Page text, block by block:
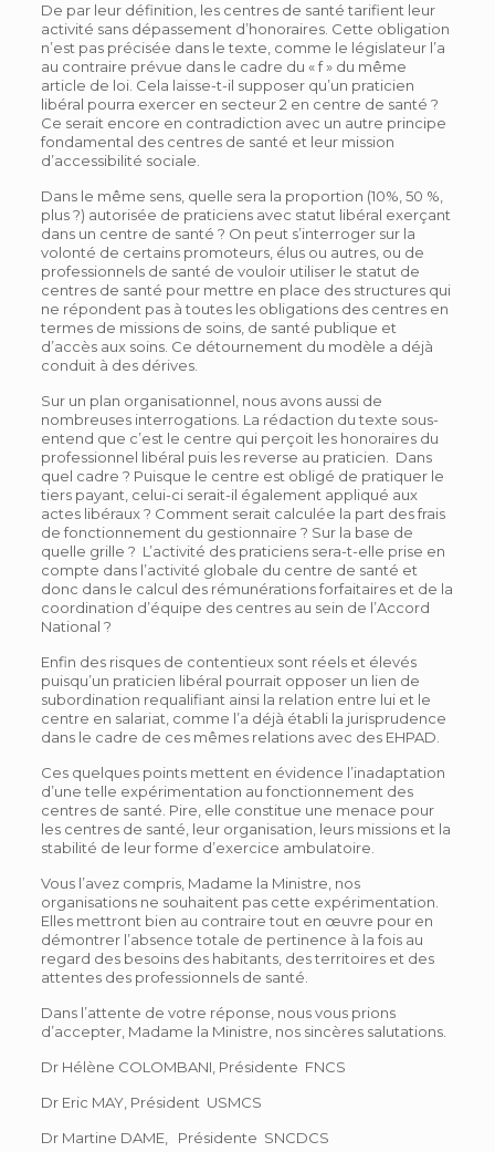
De par leur définition, les centres de santé tarifient leur
activité sans dépassement d’honoraires. Cette obligation
n’est pas précisée dans le texte, comme le législateur l’a
au contraire prévue dans le cadre du « f » du même
article de loi. Cela laisse-t-il supposer qu’un praticien
libéral pourra exercer en secteur 2 en centre de santé ?
Ce serait encore en contradiction avec un autre principe
fondamental des centres de santé et leur mission
d’accessibilité sociale.
Dans le même sens, quelle sera la proportion (10%, 50 %,
plus ?) autorisée de praticiens avec statut libéral exerçant
dans un centre de santé ? On peut s’interroger sur la
volonté de certains promoteurs, élus ou autres, ou de
professionnels de santé de vouloir utiliser le statut de
centres de santé pour mettre en place des structures qui
ne répondent pas à toutes les obligations des centres en
termes de missions de soins, de santé publique et
d’accès aux soins. Ce détournement du modèle a déjà
conduit à des dérives.
Sur un plan organisationnel, nous avons aussi de
nombreuses interrogations. La rédaction du texte sous-
entend que c’est le centre qui perçoit les honoraires du
professionnel libéral puis les reverse au praticien. Dans
quel cadre ? Puisque le centre est obligé de pratiquer le
tiers payant, celui-ci serait-il également appliqué aux
actes libéraux ? Comment serait calculée la part des frais
de fonctionnement du gestionnaire ? Sur la base de
quelle grille ? L’activité des praticiens sera-t-elle prise en
compte dans l’activité globale du centre de santé et
donc dans le calcul des rémunérations forfaitaires et de la
coordination d’équipe des centres au sein de l’Accord
National ?
Enfin des risques de contentieux sont réels et élevés
puisqu’un praticien libéral pourrait opposer un lien de
subordination requalifiant ainsi la relation entre lui et le
centre en salariat, comme l’a déjà établi la jurisprudence
dans le cadre de ces mêmes relations avec des EHPAD.
Ces quelques points mettent en évidence l’inadaptation
d’une telle expérimentation au fonctionnement des
centres de santé. Pire, elle constitue une menace pour
les centres de santé, leur organisation, leurs missions et la
stabilité de leur forme d’exercice ambulatoire.
Vous l’avez compris, Madame la Ministre, nos
organisations ne souhaitent pas cette expérimentation.
Elles mettront bien au contraire tout en œuvre pour en
démontrer l’absence totale de pertinence à la fois au
regard des besoins des habitants, des territoires et des
attentes des professionnels de santé.
Dans l’attente de votre réponse, nous vous prions
d’accepter, Madame la Ministre, nos sincères salutations.
Dr Hélène COLOMBANI, Présidente FNCS
Dr Eric MAY, Président USMCS
Dr Martine DAME, Présidente SNCDCS